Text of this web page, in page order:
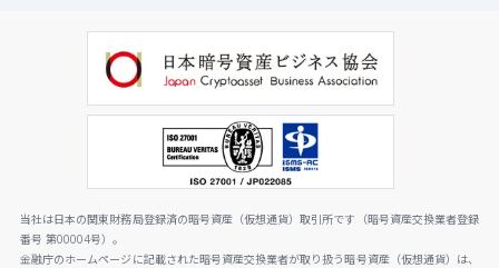
当社は日本の関東財務局登録済の暗号資産（仮想通貨）取引所です（暗号資産交換業者登録
番号 第00004号）。
金融庁のホームページに記載された暗号資産交換業者が取り扱う暗号資産（仮想通貨）は、